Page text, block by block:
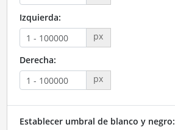
Izquierda:
px
Derecha:
px
Establecer umbral de blanco y negro: